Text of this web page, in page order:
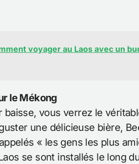
voyager au Laos avec un
le Mékong
vous verrez le
une délicieuse bière,
« les gens les plus
se sont installés le long